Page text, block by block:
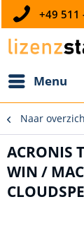
+49 511
Menu
Naar
ACRONIS
WIN /